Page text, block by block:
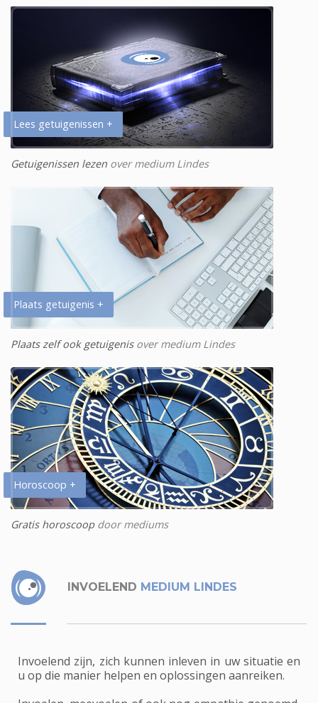
Lees getuigenissen +
Getuigenissen lezen over medium Lindes
Plaats getuigenis +
Plaats zelf ook getuigenisover medium Lindes
Horoscoop +
Gratis horoscoopdoor mediums
INVOELEND MEDIUM LINDES
Invoelend zijn, zich kunnen inleven in uw situatie en
u op die manier helpen en oplossingen aanreiken.